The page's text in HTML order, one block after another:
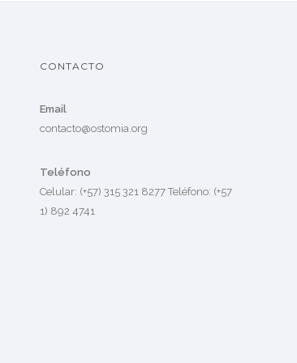
CONTACTO
Email
contacto@ostomia.org
Teléfono
Celular: (+57) 315 321 8277 Teléfono: (+57
1) 892 4741